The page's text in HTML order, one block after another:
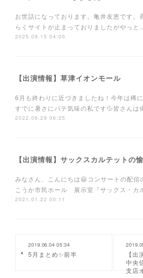
お世話になっております。亀井友恵です。
らくサイトが止まっておりましたがやっと…
2025.09.15 04:00
【出演情報】草津イオンモール
6月も終わりに近づきましたね！今年は稀
すでに暑さにバテ気味の私です💦皆さんは
2022.06.29 06:25
【出演情報】サックスカルテットの
みなさん、こんにちは😃コンサートの配信
こうか市民ホール 展示室『サックス・カ
2021.01.22 00:11
2019.06.04 05:34
5月まとめ✨前半
【
中央
支店